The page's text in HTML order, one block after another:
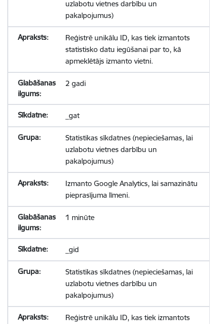
uzlabotu vietnes darbību un
pakalpojumus)
Reģistrē unikālu ID, kas tiek izmantots
statistisko datu iegūšanai par to, kā
apmeklētājs izmanto vietni.
2 gadi
_gat
Statistikas sīkdatnes (nepieciešamas, lai
uzlabotu vietnes darbību un
pakalpojumus)
Izmanto Google Analytics, lai samazinātu
pieprasījuma līmeni.
1 minūte
_gid
Statistikas sīkdatnes (nepieciešamas, lai
uzlabotu vietnes darbību un
pakalpojumus)
Reģistrē unikālu ID, kas tiek izmantots